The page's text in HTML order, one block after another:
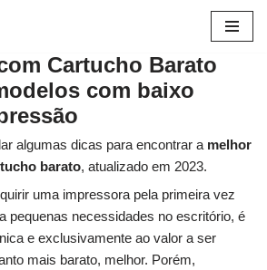
Cartucho Barato
com baixo
algumas dicas para encontrar a melhor
barato, atualizado em 2023.
uma impressora pela primeira vez
pequenas necessidades no escritório, é
e exclusivamente ao valor a ser
mais barato, melhor. Porém,